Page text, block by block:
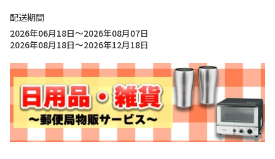
配送期間
2026年06月18日～2026年08月07日
2026年08月18日～2026年12月18日